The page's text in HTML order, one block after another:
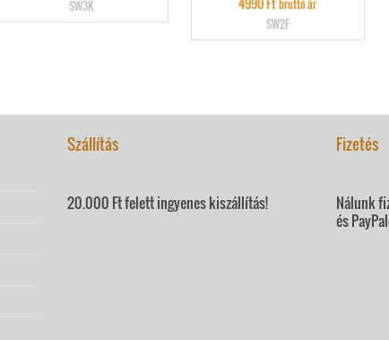
SW3K
bruttó ár
SW2F
Szállítás
20.000 Ft felett ingyenes kiszállítás!
Fizetés
Nálunk
és